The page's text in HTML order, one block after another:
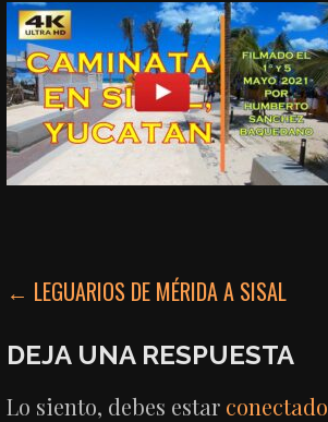
NAVEGACIÓN
DE
ENTRADAS
← LEGUARIOS DE MÉRIDA A SISAL
DEJA UNA RESPUESTA
Lo siento, debes estar conectado